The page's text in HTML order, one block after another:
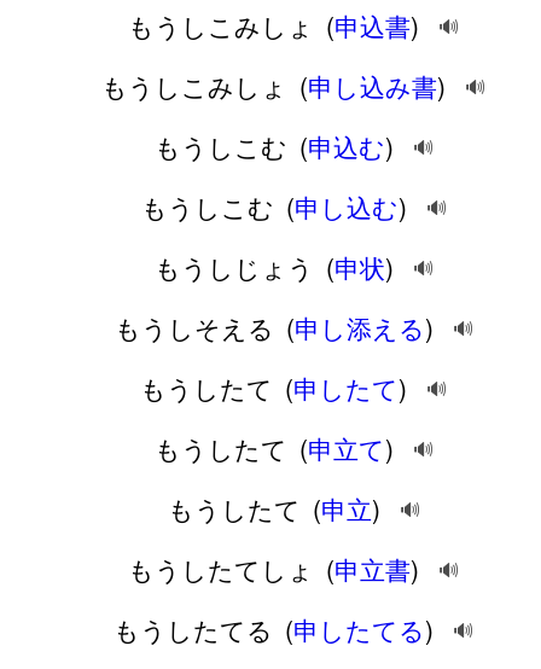
もうしこみしょ (申込書) 🔊
もうしこみしょ (申し込み書) 🔊
もうしこむ (申込む) 🔊
もうしこむ (申し込む) 🔊
もうしじょう (申状) 🔊
もうしそえる (申し添える) 🔊
もうしたて (申したて) 🔊
もうしたて (申立て) 🔊
もうしたて (申立) 🔊
もうしたてしょ (申立書) 🔊
もうしたてる (申したてる) 🔊